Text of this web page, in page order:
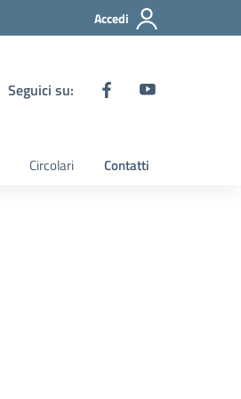
Accedi
Seguici su:
Circolari Contatti